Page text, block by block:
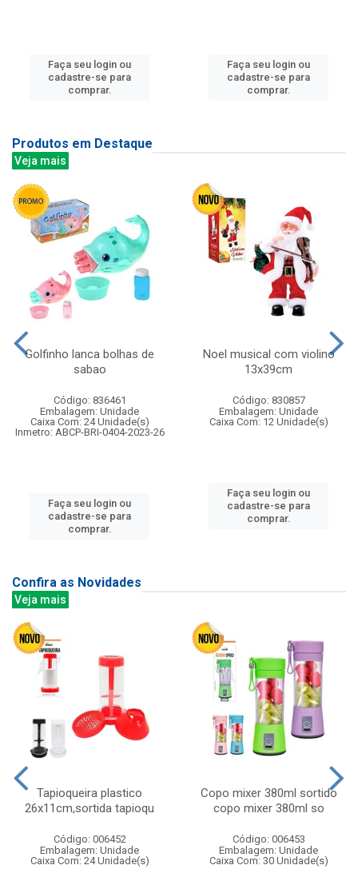
Faça seu login ou
cadastre-se para
comprar.
Faça seu login ou
cadastre-se para
comprar.
Produtos em Destaque
Veja mais
Golfinho lanca bolhas de
sabao
Código: 836461
Embalagem: Unidade
Caixa Com: 24 Unidade(s)
Inmetro: ABCP-BRI-0404-2023-26
Faça seu login ou
cadastre-se para
comprar.
Noel musical com violino
13x39cm
Código: 830857
Embalagem: Unidade
Caixa Com: 12 Unidade(s)
Faça seu login ou
cadastre-se para
comprar.
Confira as Novidades
Veja mais
Tapioqueira plastico
26x11cm,sortida tapioqu
Código: 006452
Embalagem: Unidade
Caixa Com: 24 Unidade(s)
Copo mixer 380ml sortido
copo mixer 380ml so
Código: 006453
Embalagem: Unidade
Caixa Com: 30 Unidade(s)